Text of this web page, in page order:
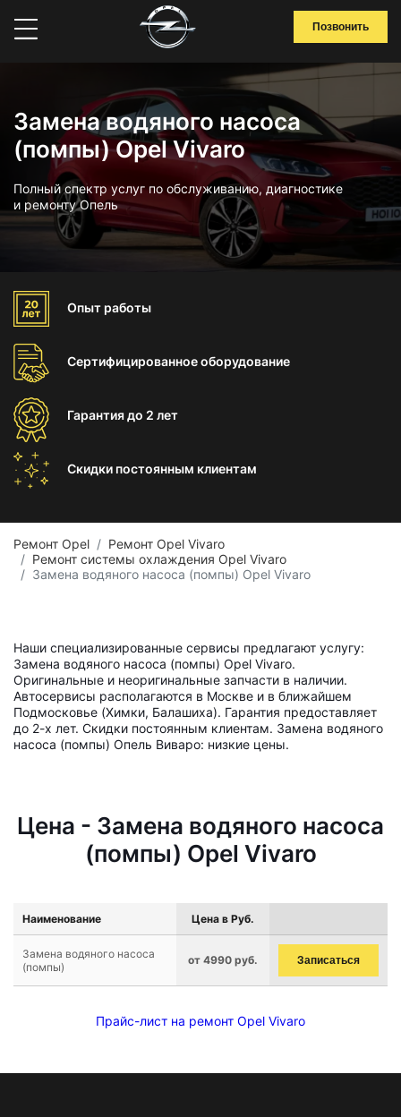
Позвонить
Замена водяного насоса
(помпы) Opel Vivaro
Полный спектр услуг по обслуживанию, диагностике
и ремонту Опель
Опыт работы
Сертифицированноеоборудование
Гарантиядо 2 лет
Скидки постоянным клиентам
Ремонт Opel
Ремонт Opel Vivaro
Ремонт системы охлаждения Opel Vivaro
Замена водяного насоса (помпы) Opel Vivaro
Наши специализированные сервисы предлагают услугу:
Замена водяного насоса (помпы) Opel Vivaro.
Оригинальные и неоригинальные запчасти в наличии.
Автосервисы располагаются в Москве и в ближайшем
Подмосковье (Химки, Балашиха). Гарантия предоставляет
до 2-х лет. Скидки постоянным клиентам. Замена водяного
насоса (помпы) Опель Виваро: низкие цены.
Цена - Замена водяного насоса
(помпы) Opel Vivaro
Наименование Цена в Руб.
Замена водяного насоса
(помпы)
от 4990 руб. Записаться
Прайс-лист на ремонт Opel Vivaro